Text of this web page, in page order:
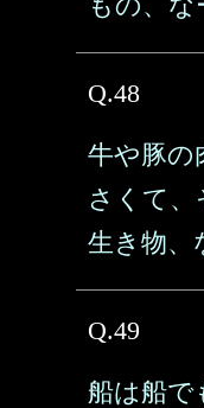
Q.48
牛や豚の
さくて
生き物、
Q.49
船は船で